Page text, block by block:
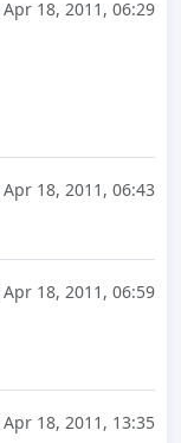
Apr 18, 2011, 06:29
Apr 18, 2011, 06:43
Apr 18, 2011, 06:59
Apr 18, 2011, 13:35